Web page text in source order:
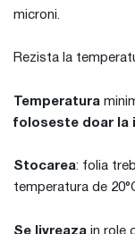
microni.
Rezista la
Temperatura
foloseste doar la
Stocarea: folia
temperatura de
Se livreaza in role